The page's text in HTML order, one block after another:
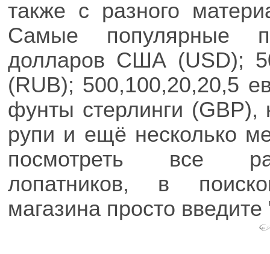
также с разного
Самые популярные
долларов США (USD);
(RUB); 500,100,20,20,5
фунты стерлинги (GBP),
рупи и ещё несколько
посмотреть все
лопатников, в
магазина просто